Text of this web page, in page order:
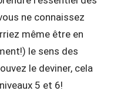
ne connaissez
même être en
le sens des
le deviner, cela
5 et 6!